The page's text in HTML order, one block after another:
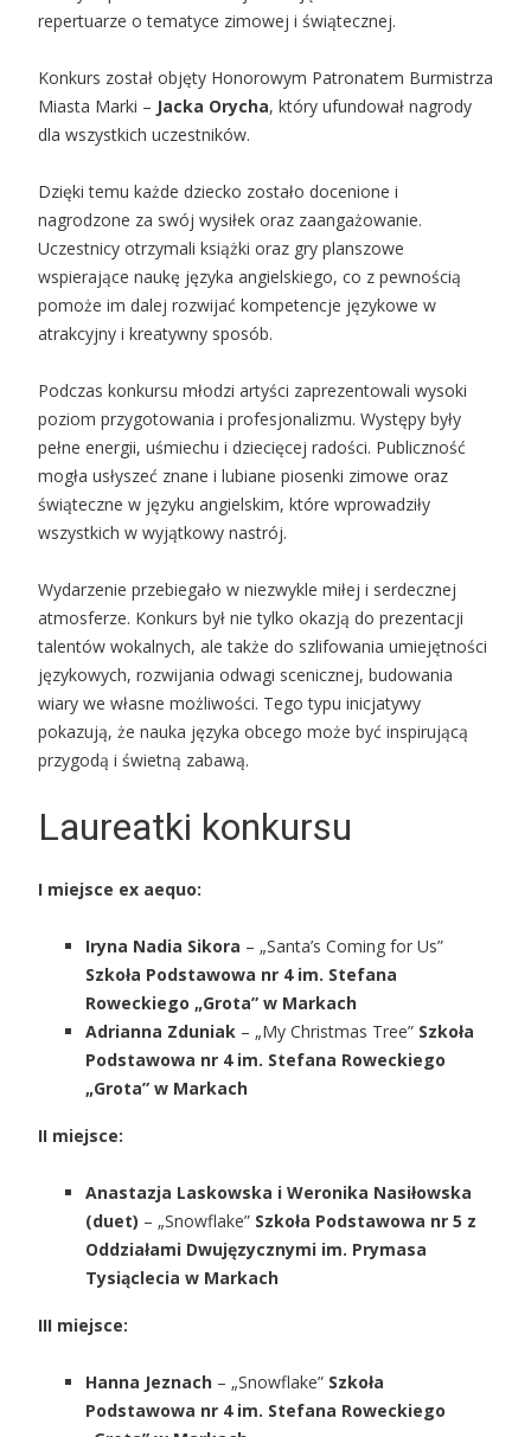
repertuarze o tematyce zimowej i świątecznej.
Konkurs został objęty Honorowym Patronatem Burmistrza
Miasta Marki – Jacka Orycha, który ufundował nagrody
dla wszystkich uczestników.
Dzięki temu każde dziecko zostało docenione i
nagrodzone za swój wysiłek oraz zaangażowanie.
Uczestnicy otrzymali książki oraz gry planszowe
wspierające naukę języka angielskiego, co z pewnością
pomoże im dalej rozwijać kompetencje językowe w
atrakcyjny i kreatywny sposób.
Podczas konkursu młodzi artyści zaprezentowali wysoki
poziom przygotowania i profesjonalizmu. Występy były
pełne energii, uśmiechu i dziecięcej radości. Publiczność
mogła usłyszeć znane i lubiane piosenki zimowe oraz
świąteczne w języku angielskim, które wprowadziły
wszystkich w wyjątkowy nastrój.
Wydarzenie przebiegało w niezwykle miłej i serdecznej
atmosferze. Konkurs był nie tylko okazją do prezentacji
talentów wokalnych, ale także do szlifowania umiejętności
językowych, rozwijania odwagi scenicznej, budowania
wiary we własne możliwości. Tego typu inicjatywy
pokazują, że nauka języka obcego może być inspirującą
przygodą i świetną zabawą.
Laureatki konkursu
I miejsce ex aequo:
Iryna Nadia Sikora – „Santa’s Coming for Us”
Szkoła Podstawowa nr 4 im. Stefana
Roweckiego „Grota” w Markach
Adrianna Zduniak – „My Christmas Tree” Szkoła
Podstawowa nr 4 im. Stefana Roweckiego
„Grota” w Markach
II miejsce:
Anastazja Laskowska i Weronika Nasiłowska
(duet) – „Snowflake” Szkoła Podstawowa nr 5 z
Oddziałami Dwujęzycznymi im. Prymasa
Tysiąclecia w Markach
III miejsce:
Hanna Jeznach – „Snowflake” Szkoła
Podstawowa nr 4 im. Stefana Roweckiego